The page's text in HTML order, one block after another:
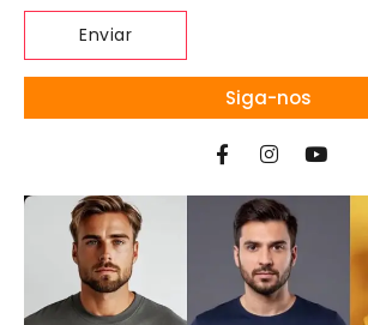
Siga-nos